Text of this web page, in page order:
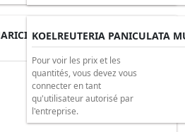
BONSAI Ciotola 65
KOELREUTERIA PANICULATA
Pour voir les prix et les
quantités, vous devez vous
connecter en tant
qu'utilisateur autorisé par
l'entreprise.